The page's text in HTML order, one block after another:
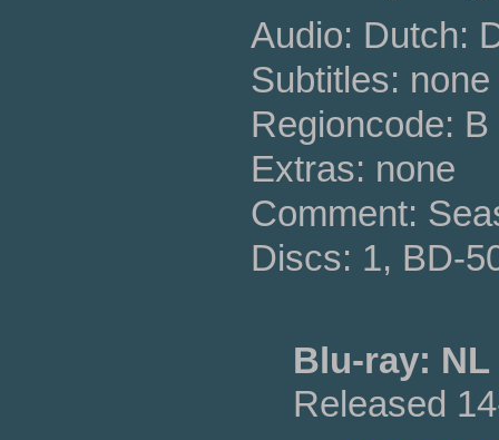
Audio: Dutch:
Subtitles: none
Regioncode:
Extras: none
Comment:
Discs: 1, BD-
Blu-ray: NL
Released